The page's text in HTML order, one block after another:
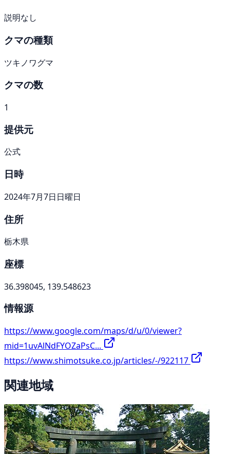
説明なし
クマの種類
ツキノワグマ
クマの数
1
提供元
公式
日時
2024年7月7日日曜日
住所
栃木県
座標
36.398045, 139.548623
情報源
https://www.google.com/maps/d/u/0/viewer?
mid=1uvAlNdFYOZaPsC...
https://www.shimotsuke.co.jp/articles/-/922117
関連地域